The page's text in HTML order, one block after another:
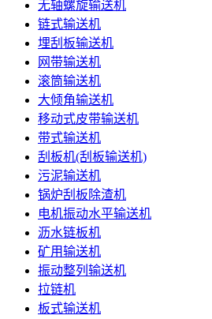
无轴螺旋输送机
链式输送机
埋刮板输送机
网带输送机
滚筒输送机
大倾角输送机
移动式皮带输送机
带式输送机
刮板机(刮板输送机)
污泥输送机
锅炉刮板除渣机
电机振动水平输送机
沥水链板机
矿用输送机
振动整列输送机
拉链机
板式输送机